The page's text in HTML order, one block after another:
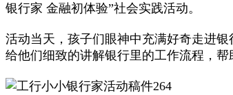
银行家 金融初体验”社会实践活动。
活动当天，孩子们眼神中充满好奇走进
给他们细致的讲解银行里的工作流程，